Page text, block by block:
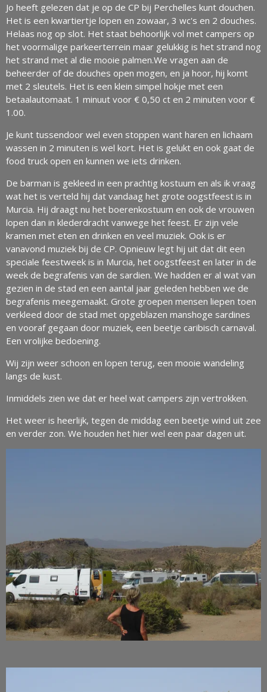
Jo heeft gelezen dat je op de CP bij Perchelles kunt douchen.
Het is een kwartiertje lopen en zowaar, 3 wc's en 2 douches.
Helaas nog op slot. Het staat behoorlijk vol met campers op
het voormalige parkeerterrein maar gelukkig is het strand nog
het strand met al die mooie palmen.We vragen aan de
beheerder of de douches open mogen, en ja hoor, hij komt
met 2 sleutels. Het is een klein simpel hokje met een
betaalautomaat. 1 minuut voor € 0,50 ct en 2 minuten voor €
1.00.
Je kunt tussendoor wel even stoppen want haren en lichaam
wassen in 2 minuten is wel kort. Het is gelukt en ook gaat de
food truck open en kunnen we iets drinken.
De barman is gekleed in een prachtig kostuum en als ik vraag
wat het is verteld hij dat vandaag het grote oogstfeest is in
Murcia. Hij draagt nu het boerenkostuum en ook de vrouwen
lopen dan in klederdracht vanwege het feest. Er zijn vele
kramen met eten en drinken en veel muziek. Ook is er
vanavond muziek bij de CP. Opnieuw legt hij uit dat dit een
speciale feestweek is in Murcia, het oogstfeest en later in de
week de begrafenis van de sardien. We hadden er al wat van
gezien in de stad en een aantal jaar geleden hebben we de
begrafenis meegemaakt. Grote groepen mensen liepen toen
verkleed door de stad met opgeblazen manshoge sardines
en vooraf gegaan door muziek, een beetje caribisch carnaval.
Een vrolijke bedoening.
Wij zijn weer schoon en lopen terug, een mooie wandeling
langs de kust.
Inmiddels zien we dat er heel wat campers zijn vertrokken.
Het weer is heerlijk, tegen de middag een beetje wind uit zee
en verder zon. We houden het hier wel een paar dagen uit.